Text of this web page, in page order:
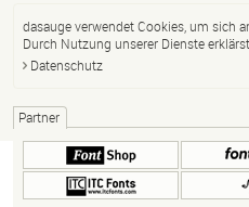
dasauge verwendet Cookies, um sich
Durch Nutzung unserer Dienste
Datenschutz
Partner